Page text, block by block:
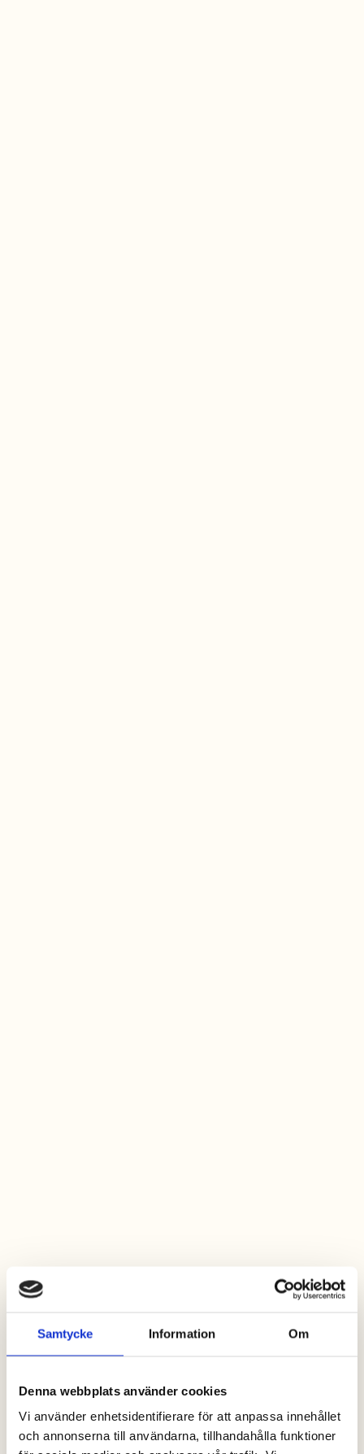
Samtycke Information Om
Denna webbplats använder cookies
Vi använder enhetsidentifierare för att anpassa innehållet
och annonserna till användarna, tillhandahålla funktioner